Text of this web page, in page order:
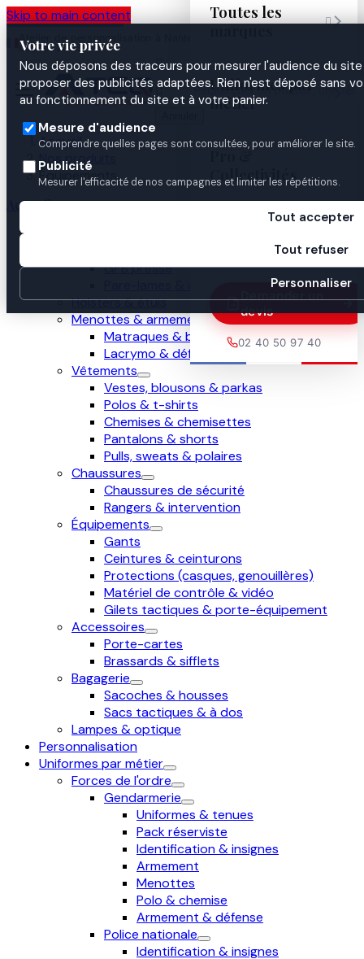
Skip to main content
Votre vie privée
Nous déposons des traceurs pour mesurer l'audience du
proposer des publicités adaptées. Rien n'est déposé sans
au fonctionnement du site et à votre panier.
Mesure d'audience
Comprendre quelles pages sont consultées, pour améliorer le site.
Publicité
Mesurer l'efficacité de nos campagnes et limiter les répétitions.
Tout accepter
Tout refuser
Personnaliser
Atelier de personnalisation à Nantes
depuis 2003


Toutes les
marques

Uniformes par
métier
Pro &
Collectivités
Demander un
devis
02 40 50 97 40
Accueil
Nos produits
Équipements
Accueil
GPB presse
Holsters & étuis
Menottes & armement
Matraques & bâtons
Lacrymo & défense
Vêtements
Vestes, blousons & parkas
Polos & t-shirts
Chemises & chemisettes
Pantalons & shorts
Pulls, sweats & polaires
Chaussures
Chaussures de sécurité
Rangers & intervention
Équipements
Gants
Ceintures & ceinturons
Protections (casques, genouillères)
Matériel de contrôle & vidéo
Gilets tactiques & porte-équipement
Accessoires
Porte-cartes
Brassards & sifflets
Bagagerie
Sacoches & housses
Sacs tactiques & à dos
Lampes & optique
Personnalisation
Uniformes par métier
Forces de l'ordre
Gendarmerie
Uniformes & tenues
Pack réserviste
Identification & insignes
Armement
Menottes
Polo & chemise
Armement & défense
Police nationale
Identification & insignes